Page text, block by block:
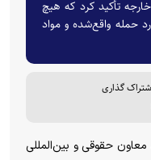
تأکید کرد که هیچ
حمله واقع‌شده و مواد
گذاری
معاون حقوقی و بین‌المللی